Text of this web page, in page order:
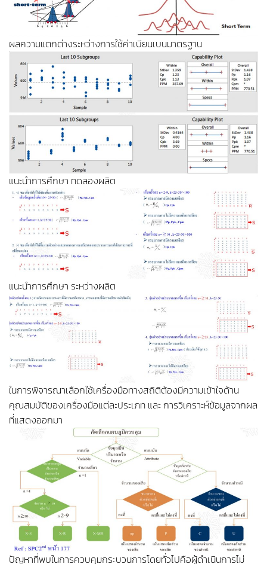
ผลความแตกต่างระหว่างการใช้ค่าเบียนเบนมาตรฐาน
แนะนำการศึกษา ทดลองผลิต
แนะนำการศึกษา ระหว่างผลิต
ในการพิจารณาเลือกใช้เครื่องมือทางสถิติต้องมีความเข้าใจด้าน
คุณสมบัติของเครื่องมือแต่ละประเภท และ การวิเคราะห์ข้อมูลจากผล
ที่แสดงออกมา
ปัญหาที่พบในการควบคุมกระบวนการโดยทั่วไปคือผู้ดำเนินการไม่